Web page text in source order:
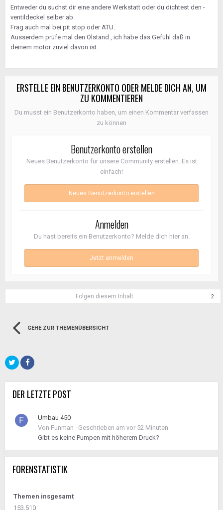
Entweder du suchst dir eine andere Werkstatt oder du dichtest den -
ventildeckel selber ab.
Frag auch mal bei pit stop oder ATU.
Ausserdem prüfe mal den Ölstand , ich habe das Gefühl daß in
deinem motor zuviel davon ist.
ERSTELLE EIN BENUTZERKONTO ODER MELDE DICH AN, UM
ZU KOMMENTIEREN
Du musst ein Benutzerkonto haben, um einen Kommentar verfassen
zu können
Benutzerkonto erstellen
Neues Benutzerkonto für unsere Community erstellen. Es ist
einfach!
Neues Benutzerkonto erstellen
Anmelden
Du hast bereits ein Benutzerkonto? Melde dich hier an.
Jetzt anmelden
Folgen diesem Inhalt 2
GEHE ZUR THEMENÜBERSICHT
DER LETZTE POST
Umbau 450
Von Funman · Geschrieben am vor 52 Minuten
Gibt es keine Pumpen mit höherem Druck?
FORENSTATISTIK
Themen insgesamt
153.510